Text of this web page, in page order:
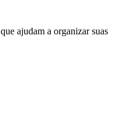
que ajudam a organizar suas